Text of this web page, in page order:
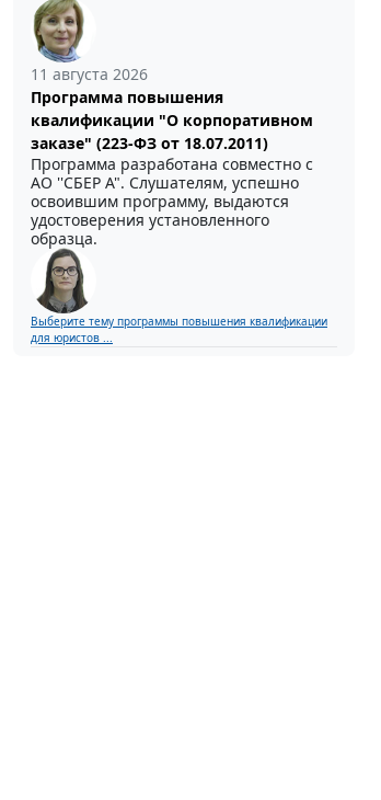
11 августа 2026
Программа повышения
квалификации "О корпоративном
заказе" (223-ФЗ от 18.07.2011)
Программа разработана совместно с
АО ''СБЕР А". Слушателям, успешно
освоившим программу, выдаются
удостоверения установленного
образца.
Выберите тему программы повышения квалификации
для юристов ...